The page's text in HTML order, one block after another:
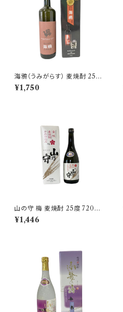
海鴉（うみがらす） 麦焼酎 25度
720ml【株式会社壱岐の華】
¥1,750
山の守 梅 麦焼酎 25度 720ml
【山の守酒造】
¥1,446